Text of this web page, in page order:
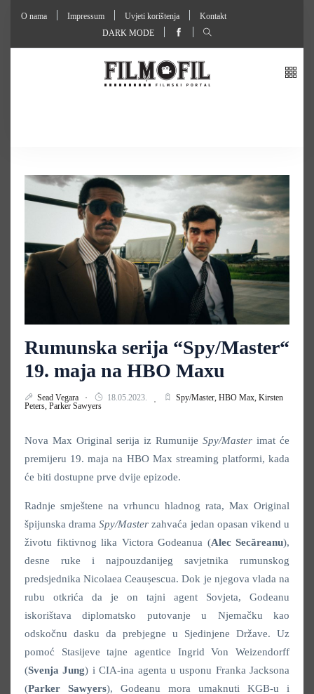
O nama Impressum Uvjeti korištenja
Kontakt
DARK MODE
Rumunska serija “Spy/Master“
19. maja na HBO Maxu
Sead Vegara 18.05.2023. Spy/Master, HBO Max, Kirsten
Peters, Parker Sawyers
Nova Max Original serija iz Rumunije Spy/Master imat će
premijeru 19. maja na HBO Max streaming platformi, kada
će biti dostupne prve dvije epizode.
Radnje smještene na vrhuncu hladnog rata, Max Original
špijunska dramaSpy/Master zahvaća jedan opasan vikend u
životu fiktivnog lika Victora Godeanua (Alec Secăreanu),
desne ruke i najpouzdanijeg savjetnika rumunskog
predsjednika Nicolaea Ceaușescua. Dok je njegova vlada na
rubu otkrića da je on tajni agent Sovjeta, Godeanu
iskorištava diplomatsko putovanje u Njemačku kao
odskočnu dasku da prebjegne u Sjedinjene Države. Uz
pomoć Stasijeve tajne agentice Ingrid Von Weizendorff
(Svenja Jung) i CIA-ina agenta u usponu Franka Jacksona
(Parker Sawyers), Godeanu mora umaknuti KGB-u i